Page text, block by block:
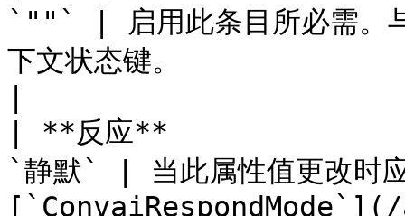
`""` | 启用此条目所必需。
下文状态键。
| **反应**
`静默` | 当此属性值更改时